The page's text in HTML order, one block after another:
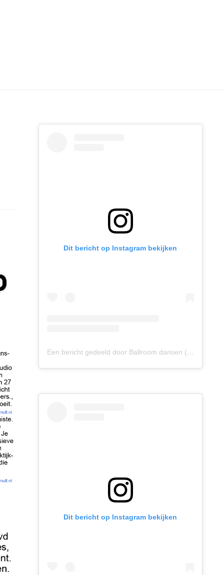
Dit bericht op Instagram bekijken
Een bericht gedeeld door Ballroom dansen (@ballroomdansen)
Dit bericht op Instagram bekijken